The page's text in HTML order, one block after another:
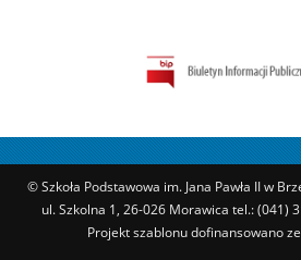
© Szkoła Podstawowa im. Jana Pawła II w
ul. Szkolna 1, 26-026 Morawica tel.: (041)
Projekt szablonu dofinansowano